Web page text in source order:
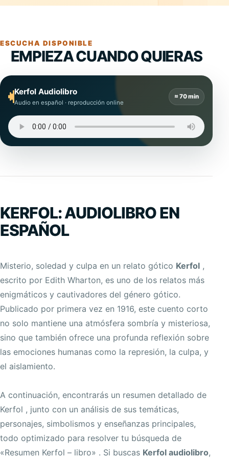
ESCUCHA DISPONIBLE
EMPIEZA CUANDO QUIERAS
Kerfol Audiolibro
Audio en español · reproducción online
≈ 70 min
KERFOL: AUDIOLIBRO EN
ESPAÑOL
Misterio, soledad y culpa en un relato gótico Kerfol ,
escrito por Edith Wharton, es uno de los relatos más
enigmáticos y cautivadores del género gótico.
Publicado por primera vez en 1916, este cuento corto
no solo mantiene una atmósfera sombría y misteriosa,
sino que también ofrece una profunda reflexión sobre
las emociones humanas como la represión, la culpa, y
el aislamiento.
A continuación, encontrarás un resumen detallado de
Kerfol , junto con un análisis de sus temáticas,
personajes, simbolismos y enseñanzas principales,
todo optimizado para resolver tu búsqueda de
«Resumen Kerfol – libro» . Si buscas Kerfol audiolibro,